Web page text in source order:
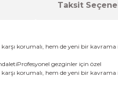
Taksit
korumalı, hem de yeni bir kavrama
Profesyonel gezginler için özel
korumalı, hem de yeni bir kavrama